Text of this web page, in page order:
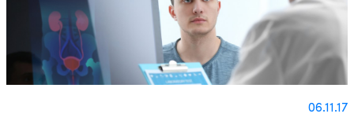
06.11.17